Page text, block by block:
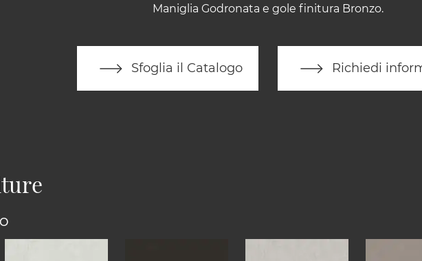
Maniglia Godronata e gole finitura Bronzo.
Sfoglia il Catalogo Richiedi